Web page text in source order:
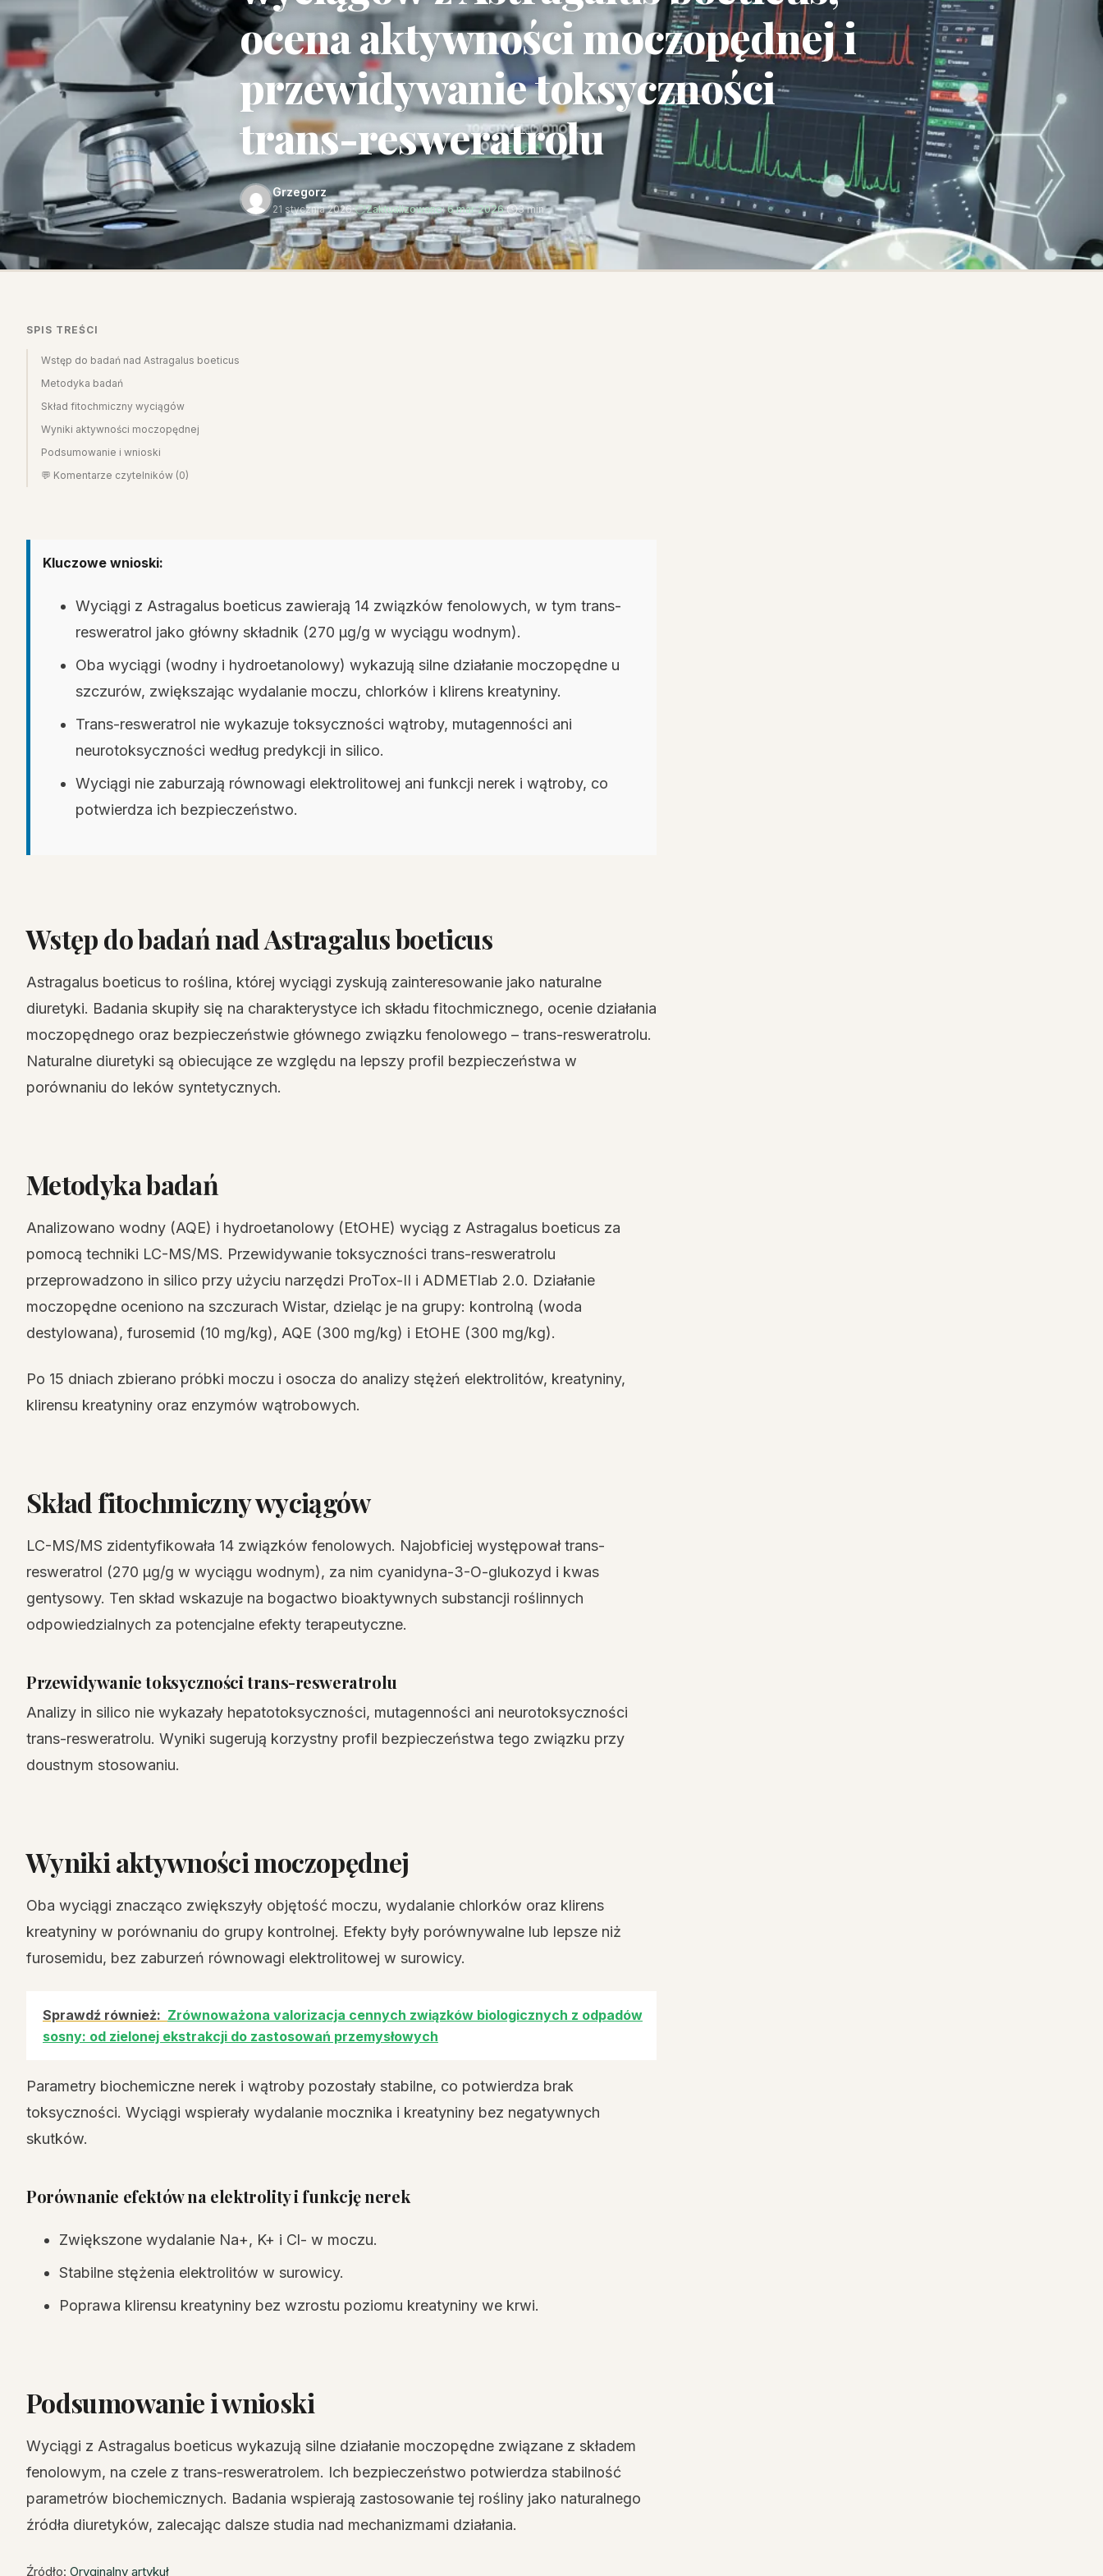
ocena aktywności moczopędnej i
przewidywanie toksyczności
trans-resweratrolu
Grzegorz
21 stycznia 2026· Zaktualizowano: 6 mar 2026· 3 min
SPIS TREŚCI
Wstęp do badań nad Astragalus boeticus
Metodyka badań
Skład fitochmiczny wyciągów
Wyniki aktywności moczopędnej
Podsumowanie i wnioski
💬 Komentarze czytelników (0)
Kluczowe wnioski:
Wyciągi z Astragalus boeticus zawierają 14 związków fenolowych, w tym trans-
resweratrol jako główny składnik (270 µg/g w wyciągu wodnym).
Oba wyciągi (wodny i hydroetanolowy) wykazują silne działanie moczopędne u
szczurów, zwiększając wydalanie moczu, chlorków i klirens kreatyniny.
Trans-resweratrol nie wykazuje toksyczności wątroby, mutagenności ani
neurotoksyczności według predykcji in silico.
Wyciągi nie zaburzają równowagi elektrolitowej ani funkcji nerek i wątroby, co
potwierdza ich bezpieczeństwo.
Wstęp do badań nad Astragalus boeticus
Astragalus boeticus to roślina, której wyciągi zyskują zainteresowanie jako naturalne
diuretyki. Badania skupiły się na charakterystyce ich składu fitochmicznego, ocenie działania
moczopędnego oraz bezpieczeństwie głównego związku fenolowego – trans-resweratrolu.
Naturalne diuretyki są obiecujące ze względu na lepszy profil bezpieczeństwa w
porównaniu do leków syntetycznych.
Metodyka badań
Analizowano wodny (AQE) i hydroetanolowy (EtOHE) wyciąg z Astragalus boeticus za
pomocą techniki LC-MS/MS. Przewidywanie toksyczności trans-resweratrolu
przeprowadzono in silico przy użyciu narzędzi ProTox-II i ADMETlab 2.0. Działanie
moczopędne oceniono na szczurach Wistar, dzieląc je na grupy: kontrolną (woda
destylowana), furosemid (10 mg/kg), AQE (300 mg/kg) i EtOHE (300 mg/kg).
Po 15 dniach zbierano próbki moczu i osocza do analizy stężeń elektrolitów, kreatyniny,
klirensu kreatyniny oraz enzymów wątrobowych.
Skład fitochmiczny wyciągów
LC-MS/MS zidentyfikowała 14 związków fenolowych. Najobficiej występował trans-
resweratrol (270 µg/g w wyciągu wodnym), za nim cyanidyna-3-O-glukozyd i kwas
gentysowy. Ten skład wskazuje na bogactwo bioaktywnych substancji roślinnych
odpowiedzialnych za potencjalne efekty terapeutyczne.
Przewidywanie toksyczności trans-resweratrolu
Analizy in silico nie wykazały hepatotoksyczności, mutagenności ani neurotoksyczności
trans-resweratrolu. Wyniki sugerują korzystny profil bezpieczeństwa tego związku przy
doustnym stosowaniu.
Wyniki aktywności moczopędnej
Oba wyciągi znacząco zwiększyły objętość moczu, wydalanie chlorków oraz klirens
kreatyniny w porównaniu do grupy kontrolnej. Efekty były porównywalne lub lepsze niż
furosemidu, bez zaburzeń równowagi elektrolitowej w surowicy.
Sprawdź również: Zrównoważona valorizacja cennych związków biologicznych z odpadów
sosny: od zielonej ekstrakcji do zastosowań przemysłowych
Parametry biochemiczne nerek i wątroby pozostały stabilne, co potwierdza brak
toksyczności. Wyciągi wspierały wydalanie mocznika i kreatyniny bez negatywnych
skutków.
Porównanie efektów na elektrolity i funkcję nerek
Zwiększone wydalanie Na+, K+ i Cl- w moczu.
Stabilne stężenia elektrolitów w surowicy.
Poprawa klirensu kreatyniny bez wzrostu poziomu kreatyniny we krwi.
Podsumowanie i wnioski
Wyciągi z Astragalus boeticus wykazują silne działanie moczopędne związane z składem
fenolowym, na czele z trans-resweratrolem. Ich bezpieczeństwo potwierdza stabilność
parametrów biochemicznych. Badania wspierają zastosowanie tej rośliny jako naturalnego
źródła diuretyków, zalecając dalsze studia nad mechanizmami działania.
Źródło: Oryginalny artykuł